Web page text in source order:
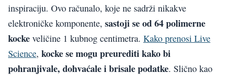
inspiraciju. Ovo računalo, koje ne sadrži nikakve
elektroničke komponente, sastoji se od 64 polimerne
kocke veličine 1 kubnog centimetra. Kako prenosi Live
Science, kocke se mogu preurediti kako bi
pohranjivale, dohvaćale i brisale podatke. Slično kao